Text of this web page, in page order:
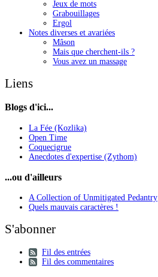
Jeux de mots
Grabouillages
Ergol
Notes diverses et avariées
Mâson
Mais que cherchent-ils ?
Vous avez un massage
Liens
Blogs d'ici...
La Fée (Kozlika)
Open Time
Coquecigrue
Anecdotes d'expertise (Zythom)
...ou d'ailleurs
A Collection of Unmitigated Pedantry
Quels mauvais caractères !
S'abonner
Fil des entrées
Fil des commentaires